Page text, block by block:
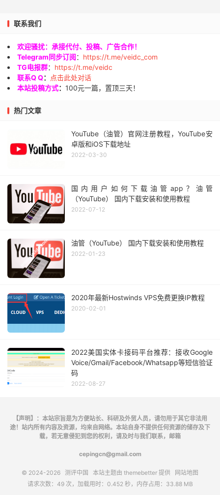
联系我们
欢迎骚扰：承接代付、投稿、广告合作！
Telegram同步订阅： https://t.me/veidc_com
TG电报群： https://t.me/veidc
联系Q Q：
点击此处对话
本站投稿方式： 100元一篇，置顶三天！
热门文章
YouTube（油管）官网注册教程，YouTube安
卓版和iOS下载地址
2022-03-30
国内用户如何下载油管app？油管
（YouTube） 国内下载安装和使用教程
2022-07-12
油管（YouTube） 国内下载安装和使用教程
2022-01-23
2020年最新Hostwinds VPS免费更换IP教程
2020-02-01
2022美国实体卡接码平台推荐：接收Google
Voice/Gmail/Facebook/Whatsapp等短信验证
码
2022-08-27
【声明】：本站宗旨是为方便站长、科研及外贸人员，请勿用于其它非法用
途！站内所有内容及资源，均来自网络。本站自身不提供任何资源的储存及下
载，若无意侵犯到您的权利，请及时与我们联系，邮箱
cepingcn@gmail.com
© 2024-2026 测评中国 本站主题由 themebetter 提供
网站地图
请求次数：49 次，加载用时：0.452 秒，内存占用：33.88 MB